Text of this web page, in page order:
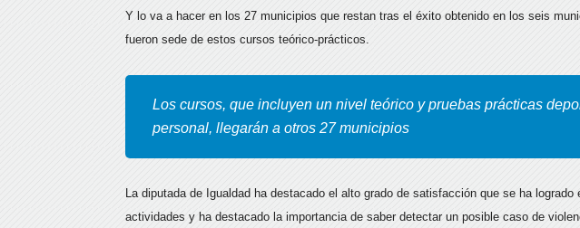
Y lo va a hacer en los 27 municipios que restan tras el éxito obtenido en los seis
fueron sede de estos cursos teórico-prácticos.
Los cursos, que incluyen un nivel teórico y pruebas prácticas
personal, llegarán a otros 27 municipios
La diputada de Igualdad ha destacado el alto grado de satisfacción que se ha
actividades y ha destacado la importancia de saber detectar un posible caso de